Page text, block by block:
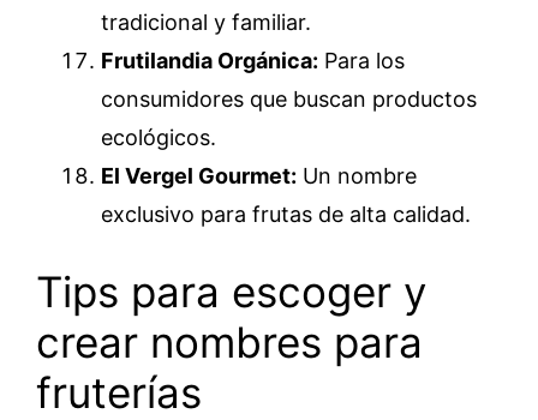
tradicional y familiar.
Frutilandia Orgánica: Para los
consumidores que buscan productos
ecológicos.
El Vergel Gourmet: Un nombre
exclusivo para frutas de alta calidad.
Tips para escoger y
crear nombres para
fruterías